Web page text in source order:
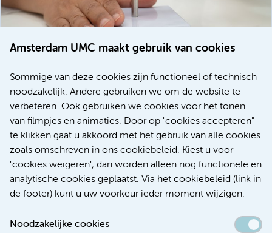
Amsterdam UMC maakt gebruik van cookies
Sommige van deze cookies zijn functioneel of technisch
noodzakelijk. Andere gebruiken we om de website te
verbeteren. Ook gebruiken we cookies voor het tonen
van filmpjes en animaties. Door op "cookies accepteren"
te klikken gaat u akkoord met het gebruik van alle cookies
zoals omschreven in ons cookiebeleid. Kiest u voor
"cookies weigeren", dan worden alleen nog functionele en
analytische cookies geplaatst. Via het cookiebeleid (link in
de footer) kunt u uw voorkeur ieder moment wijzigen.
Noodzakelijke cookies
voor patiënten met alvleesklierkanker verbeteren
Kanker Internationaal
Meer